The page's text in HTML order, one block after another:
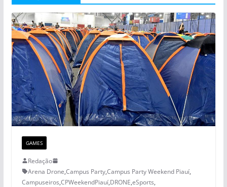
GAMES
Redação
Arena Drone,Campus Party,Campus Party Weekend Piauí,
Campuseiros,CPWeekendPiauí,DRONE,eSports,